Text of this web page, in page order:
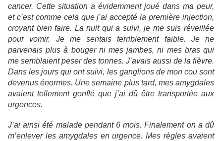
cancer. Cette situation a évidemment joué dans ma peur,
et c’est comme cela que j’ai accepté la première injection,
croyant bien faire. La nuit qui a suivi, je me suis réveillée
pour vomir. Je me sentais terriblement faible. Je ne
parvenais plus à bouger ni mes jambes, ni mes bras qui
me semblaient peser des tonnes. J’avais aussi de la fièvre.
Dans les jours qui ont suivi, les ganglions de mon cou sont
devenus énormes. Une semaine plus tard, mes amygdales
avaient tellement gonflé que j’ai dû être transportée aux
urgences.
J’ai ainsi été malade pendant 6 mois. Finalement on a dû
m’enlever les amygdales en urgence. Mes règles avaient